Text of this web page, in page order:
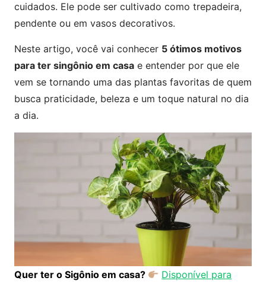
cuidados. Ele pode ser cultivado como trepadeira,
pendente ou em vasos decorativos.
Neste artigo, você vai conhecer 5 ótimos motivos
para ter singônio em casa e entender por que ele
vem se tornando uma das plantas favoritas de quem
busca praticidade, beleza e um toque natural no dia
a dia.
Quer ter o Sigônio em casa?
Disponível para